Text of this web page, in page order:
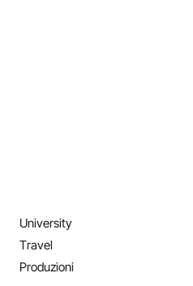
University
Travel
Produzioni